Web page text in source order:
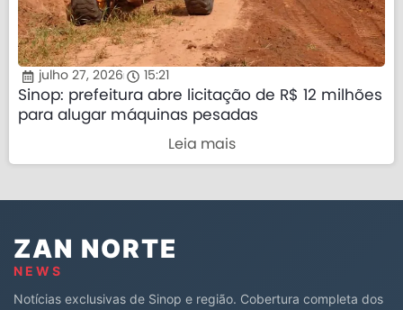
julho 27, 2026 15:21
Sinop: prefeitura abre licitação de R$ 12 milhões
para alugar máquinas pesadas
Leia mais
ZAN NORTE
NEWS
Notícias exclusivas de Sinop e região. Cobertura completa dos